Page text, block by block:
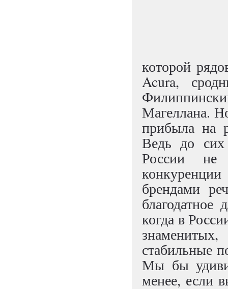
которой
Acura,
Магеллана.
прибыла на
Ведь до
России не
брендами
благодатное
когда в
стабильные
Мы бы
менее, если